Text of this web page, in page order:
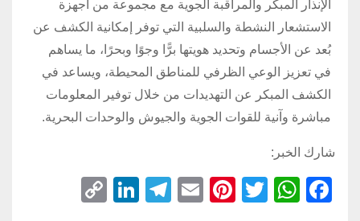
الإنذار المبكر والمراقبة الجوية مع مجموعة من أجهزة
الاستشعار النشطة والسلبية التي توفر إمكانية الكشف عن
بُعد عن الأجسام وتحديد هويتها برًّا وجوًا وبحرًا، ما يساهم
في تعزيز الوعي الظرفي للمناطق المحيطة، ويساعد في
الكشف المبكر عن التهديدات من خلال توفير المعلومات
مباشرة وآنية للقوات الجوية والجيوش والوحدات البحرية.
شارك الخبر:
F
W
T
Pi
E
T
Li